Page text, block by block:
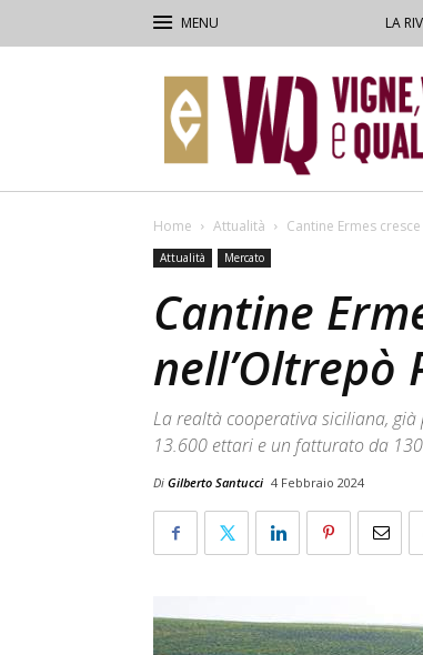
LA
–
Vigne,
Vini
&
Home Attualità Cantine Ermes
Attualità Mercato
Cantine
nell’Oltrepò
La realtà cooperativa siciliana,
13.600 ettari e un fatturato da
Di Gilberto Santucci 4 Febbraio 2024